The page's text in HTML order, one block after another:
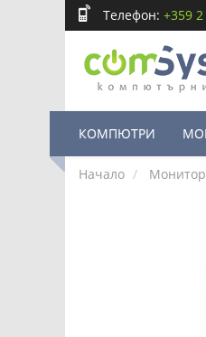
Телефон: +359
КОМПЮТРИ
Начало